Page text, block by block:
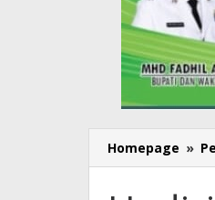
Homepage »